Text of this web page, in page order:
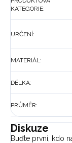
KATEGORIE:
URČENÍ:
MATERIÁL:
DÉLKA:
PRŮMĚR:
Diskuze
Buďte první, kdo